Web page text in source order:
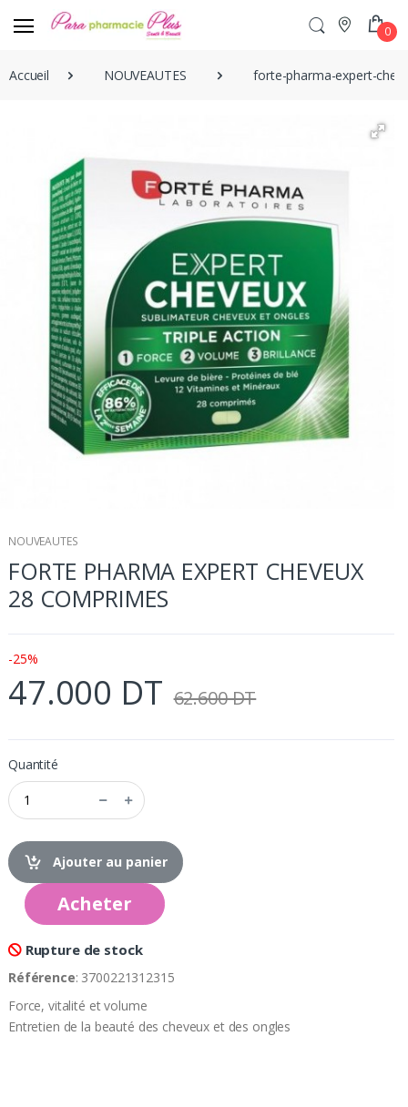
0
Accueil NOUVEAUTES forte-pharma-expert-
NOUVEAUTES
FORTE PHARMA EXPERT CHEVEUX
28 COMPRIMES
-25%
47.000 DT 62.600 DT
Quantité
Ajouter au panier
Acheter
Rupture de stock
Référence: 3700221312315
Force, vitalité et volume
Entretien de la beauté des cheveux et des ongles